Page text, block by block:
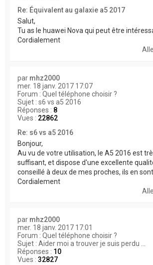
Re: Équivalent au galaxie a5 2017
Salut,
Tu as le huawei Nova qui peut être
Cordialement
par mhz2000
mer. 18 janv. 2017 17:07
Forum : Quel téléphone choisir ?
Sujet : s6 vs a5 2016
Réponses : 8
Vues : 22862
Re: s6 vs a5 2016
Bonjour,
Au vu de votre utilisation, le A5 2016 est
suffisant, et dispose d'une excellente
conseillé à deux de mes proches, ils en
Cordialement
par mhz2000
mer. 18 janv. 2017 17:01
Forum : Quel téléphone choisir ?
Sujet : Aider moi a trouver je suis perdu ...
Réponses : 10
Vues : 32827